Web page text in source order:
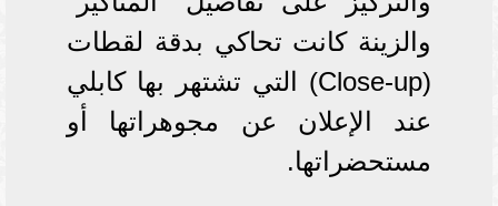
والزينة كانت تحاكي بدقة لقطات
(Close-up) التي تشتهر بها كابلي
عند الإعلان عن مجوهراتها أو
مستحضراتها.